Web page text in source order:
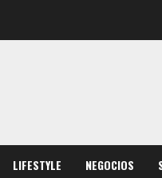
LIFESTYLE NEGOCIOS